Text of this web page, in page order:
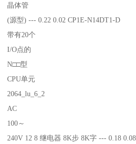
晶体管
(源型) --- 0.22 0.02 CP1E-N14DT1-D
带有20个
I/O点的
N□□型
CPU单元
2064_lu_6_2
AC
100～
240V 12 8 继电器 8K步 8K字 --- 0.18